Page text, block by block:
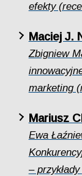
efekty
Maciej J.
Zbigniew
marketing
Mariusz
Ewa
–